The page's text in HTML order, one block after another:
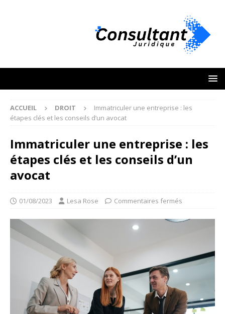
ACCUEIL DROIT
Immatriculer une entreprise : les
étapes clés et les conseils d’un avocat
Immatriculer une entreprise : les
étapes clés et les conseils d’un
avocat
01/08/2023 Lesa Rose Commentaires fermés